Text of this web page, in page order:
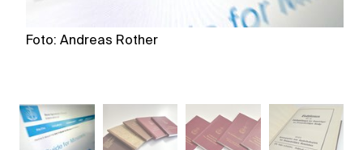
Foto: Andreas Rother